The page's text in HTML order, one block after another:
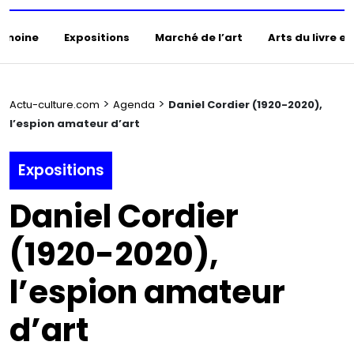
Expositions Marché de l’art Arts du livre
Actu-culture.com > Agenda > Daniel Cordier (1920-2020),
l’espion amateur d’art
Expositions
Daniel Cordier
(1920-2020),
l’espion amateur
d’art